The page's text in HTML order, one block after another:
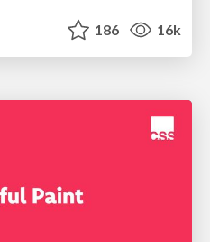
186 16k